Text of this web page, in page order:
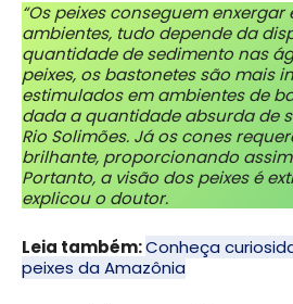
“Os peixes conseguem
ambientes, tudo depende da
quantidade de sedimento nas
peixes, os bastonetes são mais
estimulados em ambientes de
dada a quantidade absurda de
Rio Solimões. Já os cones
brilhante, proporcionando
Portanto, a visão dos peixes é
explicou o doutor.
Leia também:Conheça
peixes da Amazônia